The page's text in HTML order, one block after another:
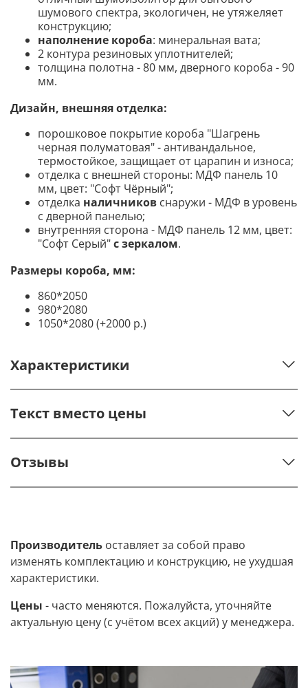
шумового спектра, экологичен, не утяжеляет
конструкцию;
наполнение короба: минеральная вата;
2 контура резиновых уплотнителей;
толщина полотна - 80 мм, дверного короба - 90
мм.
Дизайн, внешняя отделка:
порошковое покрытие короба "Шагрень
черная полуматовая" - антивандальное,
термостойкое, защищает от царапин и износа;
отделка с внешней стороны: МДФ панель 10
мм, цвет: "Софт Чёрный";
отделка наличников снаружи - МДФ в уровень
с дверной панелью;
внутренняя сторона - МДФ панель 12 мм, цвет:
"Софт Серый"с зеркалом.
Размеры короба, мм:
860*2050
980*2080
1050*2080 (+2000 р.)
Характеристики
Текст вместо цены
Отзывы
Производитель оставляет за собой право
изменять комплектацию и конструкцию, не ухудшая
характеристики.
Цены - часто меняются. Пожалуйста, уточняйте
актуальную цену (с учётом всех акций) у менеджера.